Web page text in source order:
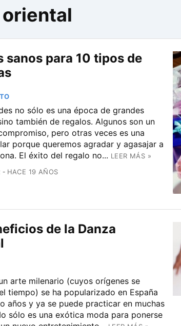
sanos para 10 tipos de
no sólo es una época de grandes
también de regalos. Algunos son un
pero otras veces es una
porque queremos agradar y agasajar a
El éxito del regalo no... LEER MÁS »
HACE 19 AÑOS
de la Danza
arte milenario (cuyos orígenes se
tiempo) se ha popularizado en España
años y ya se puede practicar en muchas
sólo es una exótica moda para ponerse